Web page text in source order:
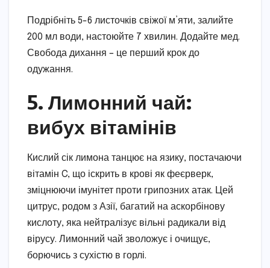
Подрібніть 5-6 листочків свіжої м’яти, залийте
200 мл води, настоюйте 7 хвилин. Додайте мед.
Свобода дихання – це перший крок до
одужання.
5. Лимонний чай:
вибух вітамінів
Кислий сік лимона танцює на язику, постачаючи
вітамін C, що іскрить в крові як феєрверк,
зміцнюючи імунітет проти грипозних атак. Цей
цитрус, родом з Азії, багатий на аскорбінову
кислоту, яка нейтралізує вільні радикали від
вірусу. Лимонний чай зволожує і очищує,
борючись з сухістю в горлі.